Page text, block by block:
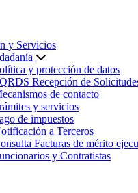
y Servicios
y protección de datos
Recepción de
de contacto
y servicios
de impuestos
a Terceros
Facturas de mérito
y Contratistas